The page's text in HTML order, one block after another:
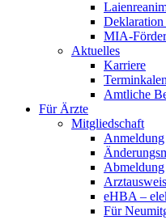
MIA-
Aktuelles
Karriere
Amtliche
Für Ärzte
Mitgliedschaft
Anmeldung
Abmeldung
Arztausweis
eHBA –
Für